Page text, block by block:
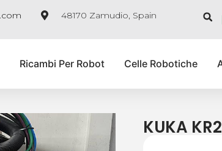
48170 Zamudio, Spain
Ricambi Per Robot Celle Robotiche
KUKA